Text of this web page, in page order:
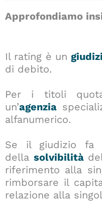
Approfondiamo
Il rating è un
di debito.
Per i titoli
un’agenzia
alfanumerico.
Se il giudizio fa
della solvibilità
riferimento alla
rimborsare il
relazione alla